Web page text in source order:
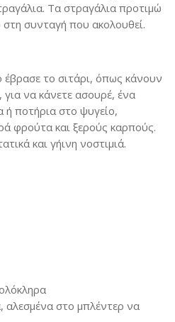
Τα στραγάλια προτιμώ
συνταγή που ακολουθεί.
το σιτάρι, όπως κάνουν
να κάνετε ασουρέ, ένα
ή ποτήρια στο ψυγείο,
φρούτα και ξερούς καρπούς.
και γήινη νοστιμιά.
αλεσμένα στο μπλέντερ να